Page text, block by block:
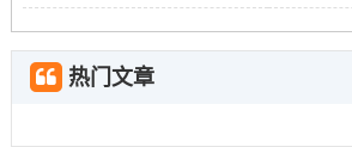
2025年9月28日 | 农历八月初七| 宜:祭
墙、平治道涂、馀事勿取| 冲马煞南
几点非常的提示：
热门文章